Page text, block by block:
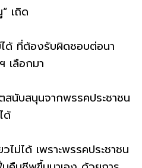
เถิด
ได้ ที่ต้องรับผิดชอบต่อนา
เลือกมา
สนับสนุนจากพรรคประชาชน
ด้
ไม่ได้ เพราะพรรคประชาชน